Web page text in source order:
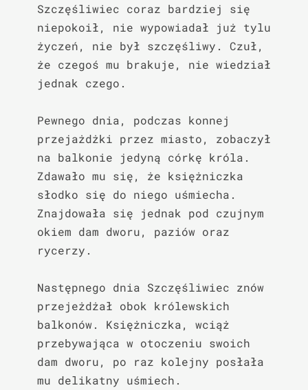
Szczęśliwiec coraz bardziej się
niepokoił, nie wypowiadał już tylu
życzeń, nie był szczęśliwy. Czuł,
że czegoś mu brakuje, nie wiedział
jednak czego.
Pewnego dnia, podczas konnej
przejażdżki przez miasto, zobaczył
na balkonie jedyną córkę króla.
Zdawało mu się, że księżniczka
słodko się do niego uśmiecha.
Znajdowała się jednak pod czujnym
okiem dam dworu, paziów oraz
rycerzy.
Następnego dnia Szczęśliwiec znów
przejeżdżał obok królewskich
balkonów. Księżniczka, wciąż
przebywająca w otoczeniu swoich
dam dworu, po raz kolejny posłała
mu delikatny uśmiech.